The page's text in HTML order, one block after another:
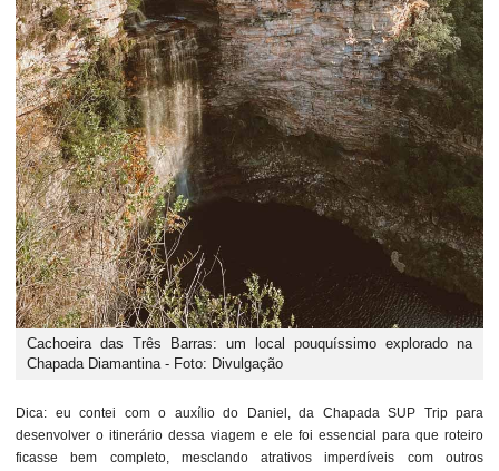
Cachoeira das Três Barras: um local pouquíssimo explorado na
Chapada Diamantina - Foto: Divulgação
Dica: eu contei com o auxílio do Daniel, da Chapada SUP Trip para
desenvolver o itinerário dessa viagem e ele foi essencial para que roteiro
ficasse bem completo, mesclando atrativos imperdíveis com outros